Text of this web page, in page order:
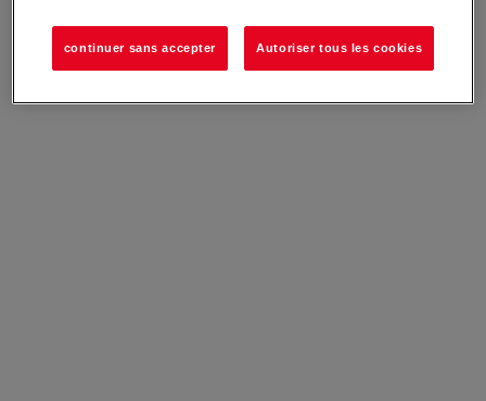
continuer sans accepter Autoriser tous les cookies